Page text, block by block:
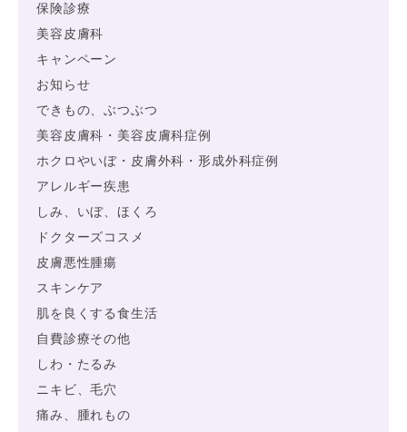
保険診療
美容皮膚科
キャンペーン
お知らせ
できもの、ぶつぶつ
美容皮膚科・美容皮膚科症例
ホクロやいぼ・皮膚外科・形成外科症例
アレルギー疾患
しみ、いぼ、ほくろ
ドクターズコスメ
皮膚悪性腫瘍
スキンケア
肌を良くする食生活
自費診療その他
しわ・たるみ
ニキビ、毛穴
痛み、腫れもの